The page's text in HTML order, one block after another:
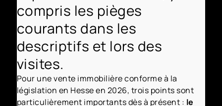
compris les pièges
courants dans les
descriptifs et lors des
visites.
Pour une vente immobilière conforme à la
législation en Hesse en 2026, trois points sont
particulièrement importants dès à présent : le